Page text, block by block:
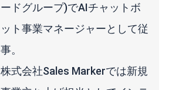
ードグループ)でAIチャットボ
ット事業マネージャーとして従
事。
株式会社Sales Markerでは新規